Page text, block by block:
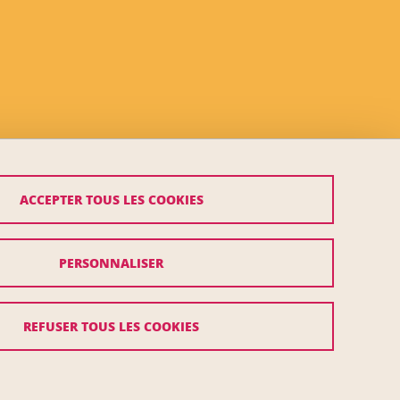
ACCEPTER TOUS LES COOKIES
REFUSER TOUS LES COOKIES
PERSONNALISER